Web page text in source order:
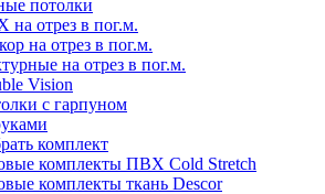
потолки
на отрез в пог.м.
на отрез в пог.м.
на отрез в пог.м.
Vision
с гарпуном
комплект
комплекты ПВХ Cold Stretch
комплекты ткань Descor